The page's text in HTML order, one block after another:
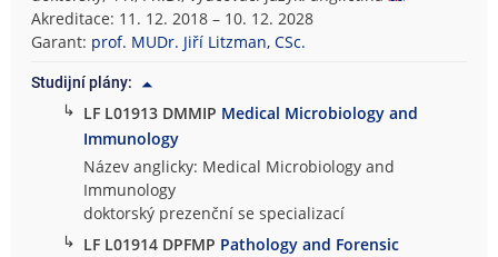
Akreditace: 11. 12. 2018 – 10. 12. 2028
Garant: prof. MUDr. Jiří Litzman, CSc.
Studijní plány:
↳ LF L01913 DMMIP Medical Microbiology and
Immunology
Název anglicky: Medical Microbiology and
Immunology
doktorský prezenční se specializací
↳ LF L01914 DPFMP Pathology and Forensic